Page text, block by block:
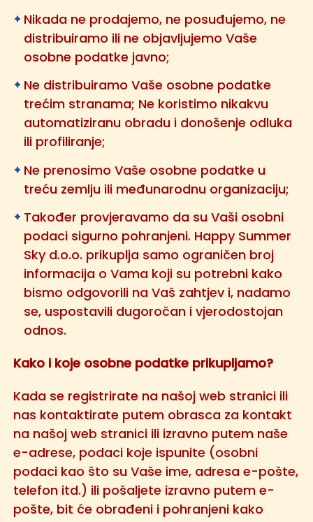
Nikada ne prodajemo, ne posuđujemo, ne
distribuiramo ili ne objavljujemo Vaše
osobne podatke javno;
Ne distribuiramo Vaše osobne podatke
trećim stranama; Ne koristimo nikakvu
automatiziranu obradu i donošenje odluka
ili profiliranje;
Ne prenosimo Vaše osobne podatke u
treću zemlju ili međunarodnu organizaciju;
Također provjeravamo da su Vaši osobni
podaci sigurno pohranjeni. Happy Summer
Sky d.o.o. prikuplja samo ograničen broj
informacija o Vama koji su potrebni kako
bismo odgovorili na Vaš zahtjev i, nadamo
se, uspostavili dugoročan i vjerodostojan
odnos.
Kako i koje osobne podatke prikupljamo?
Kada se registrirate na našoj web stranici ili
nas kontaktirate putem obrasca za kontakt
na našoj web stranici ili izravno putem naše
e-adrese, podaci koje ispunite (osobni
podaci kao što su Vaše ime, adresa e-pošte,
telefon itd.) ili pošaljete izravno putem e-
pošte, bit će obrađeni i pohranjeni kako